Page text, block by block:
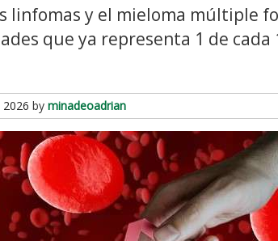
linfomas y el mieloma múltiple
que ya representa 1 de
by minadeoadrian